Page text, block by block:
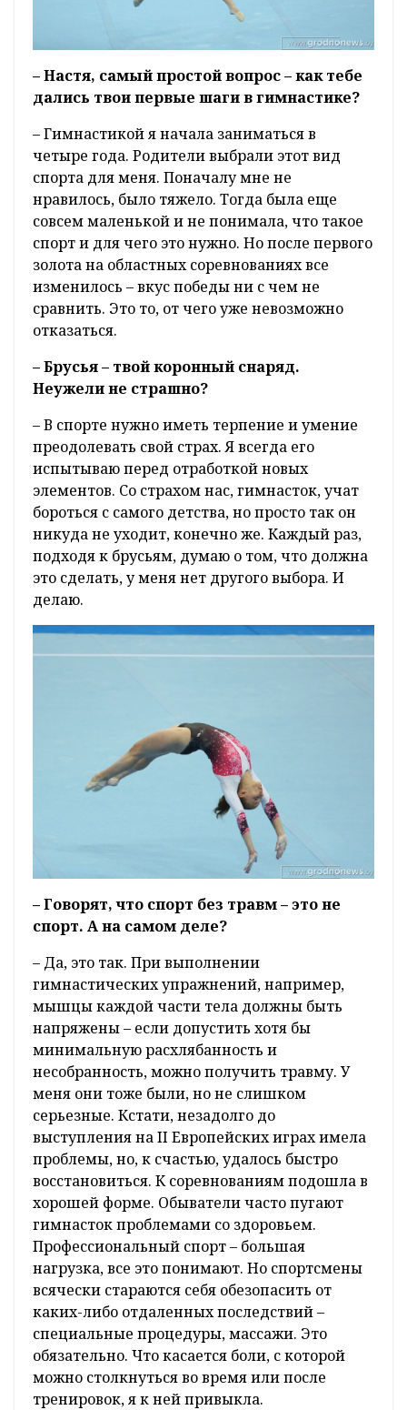
– Настя, самый простой вопрос – как тебе
дались твои первые шаги в гимнастике?
– Гимнастикой я начала заниматься в
четыре года. Родители выбрали этот вид
спорта для меня. Поначалу мне не
нравилось, было тяжело. Тогда была еще
совсем маленькой и не понимала, что такое
спорт и для чего это нужно. Но после первого
золота на областных соревнованиях все
изменилось – вкус победы ни с чем не
сравнить. Это то, от чего уже невозможно
отказаться.
– Брусья – твой коронный снаряд.
Неужели не страшно?
– В спорте нужно иметь терпение и умение
преодолевать свой страх. Я всегда его
испытываю перед отработкой новых
элементов. Со страхом нас, гимнасток, учат
бороться с самого детства, но просто так он
никуда не уходит, конечно же. Каждый раз,
подходя к брусьям, думаю о том, что должна
это сделать, у меня нет другого выбора. И
делаю.
– Говорят, что спорт без травм – это не
спорт. А на самом деле?
– Да, это так. При выполнении
гимнастических упражнений, например,
мышцы каждой части тела должны быть
напряжены – если допустить хотя бы
минимальную расхлябанность и
несобранность, можно получить травму. У
меня они тоже были, но не слишком
серьезные. Кстати, незадолго до
выступления на II Европейских играх имела
проблемы, но, к счастью, удалось быстро
восстановиться. К соревнованиям подошла в
хорошей форме. Обыватели часто пугают
гимнасток проблемами со здоровьем.
Профессиональный спорт – большая
нагрузка, все это понимают. Но спортсмены
всячески стараются себя обезопасить от
каких-либо отдаленных последствий –
специальные процедуры, массажи. Это
обязательно. Что касается боли, с которой
можно столкнуться во время или после
тренировок, я к ней привыкла.